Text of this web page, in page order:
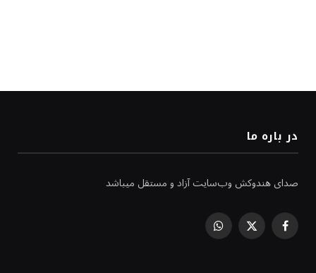
در باره ما
صدای هندوکش وب‌سایت آزاد و مستقل میباشد
Facebook
X
WhatsApp